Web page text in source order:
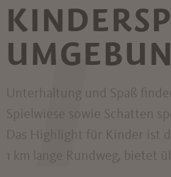
Unterhaltung und Spaß
Spielwiese sowie Schatten
Das Highlight für Kinder ist
1 km lange Rundweg, bietet